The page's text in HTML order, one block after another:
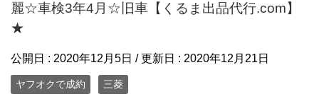
麗☆車検3年4月☆旧車【くるま出品代行.com】
★
公開日 : 2020年12月5日 / 更新日 : 2020年12月21日
ヤフオクで成約 三菱